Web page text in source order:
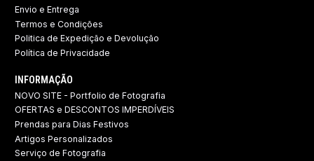
Envio e Entrega
Termos e Condições
Politica de Expedição e Devolução ​
Política de Privacidade
INFORMAÇÃO
NOVO SITE - Portfolio de Fotografia
OFERTAS e DESCONTOS IMPERDÍVEIS
Prendas para Dias Festivos
Artigos Personalizados
Serviço de Fotografia